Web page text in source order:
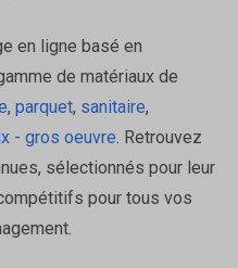
: ni repris, ni
en ligne basé en
de matériaux de
, parquet, sanitaire,
- gros oeuvre. Retrouvez
sélectionnés pour leur
pour tous vos